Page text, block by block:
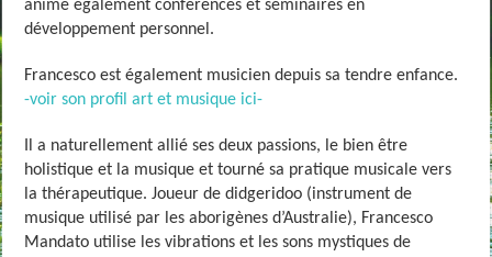
animeégalement conférences et séminaires en
développement personnel.
Francesco est également musicien depuis sa tendre enfance.
-voir son profil art et musique ici-
Il a naturellement allié ses deux passions, le bien être
holistique et la musique et tourné sa pratique musicale vers
la thérapeutique. Joueur de didgeridoo (instrument de
musique utilisé par les aborigènes d’Australie), Francesco
Mandato utilise les vibrations et les sons mystiques de